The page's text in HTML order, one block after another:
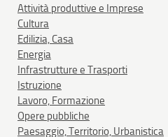
Attività produttive e Imprese
Cultura
Edilizia, Casa
Energia
Infrastrutture e Trasporti
Istruzione
Lavoro, Formazione
Opere pubbliche
Paesaggio, Territorio, Urbanistica